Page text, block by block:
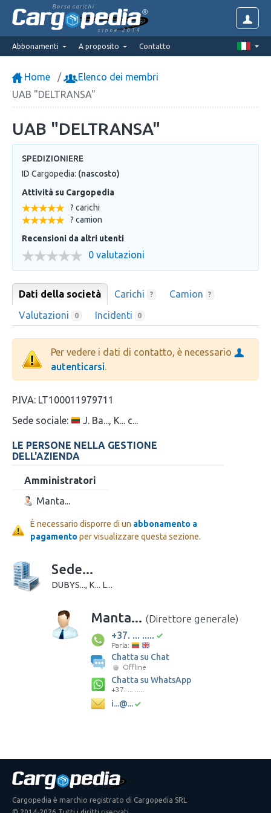
Borsa carichi
since 2014
Abbonamenti A proposito Contatto
Home
Elenco dei membri
UAB "DELTRANSA"
UAB "DELTRANSA"
SPEDIZIONIERE
ID Cargopedia: (nascosto)
Attività su Cargopedia
? carichi
? camion
Recensioni da altri utenti
0 valutazioni
Dati della società Carichi ? Camion ?
Valutazioni 0 Incidenti 0
Per vedere i dati di contatto, è necessario
autenticarsi
P.IVA: LT100011979711
Sede sociale:
J. Ba..., K... c...
LE PERSONE NELLA GESTIONE
DELL'AZIENDA
Amministratori
Manta...
È necessario disporre di un abbonamento a
pagamento per visualizzare questa sezione.
Sede...
DUBYS..., K... L...
Manta... (Direttore generale)
+37. ... .....
Parla:
Chatta su Chat
Offline
Chatta su WhatsApp
+37. ... .....
i...@...
Cargopedia è marchio registrato di Cargopedia SRL